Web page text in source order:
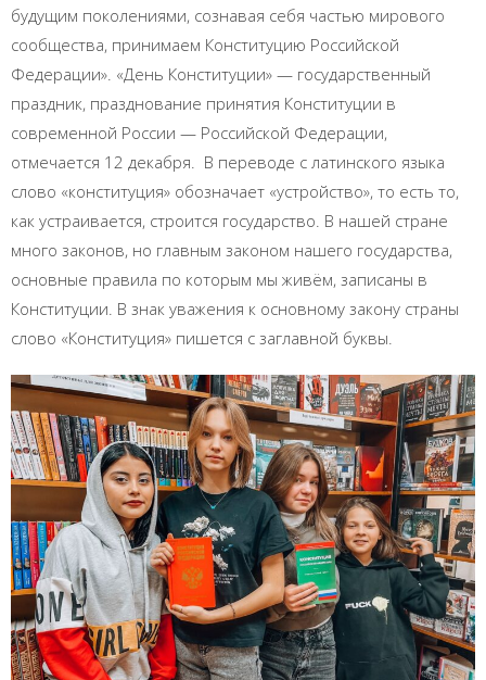
будущим поколениями, сознавая себя частью мирового
сообщества, принимаем Конституцию Российской
Федерации». «День Конституции» — государственный
праздник, празднование принятия Конституции в
современной России — Российской Федерации,
отмечается 12 декабря. В переводе с латинского языка
слово «конституция» обозначает «устройство», то есть то,
как устраивается, строится государство. В нашей стране
много законов, но главным законом нашего государства,
основные правила по которым мы живём, записаны в
Конституции. В знак уважения к основному закону страны
слово «Конституция» пишется с заглавной буквы.